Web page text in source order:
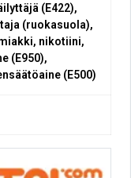
(E422),
(ruokasuola),
nikotiini,
(E950),
(E500)